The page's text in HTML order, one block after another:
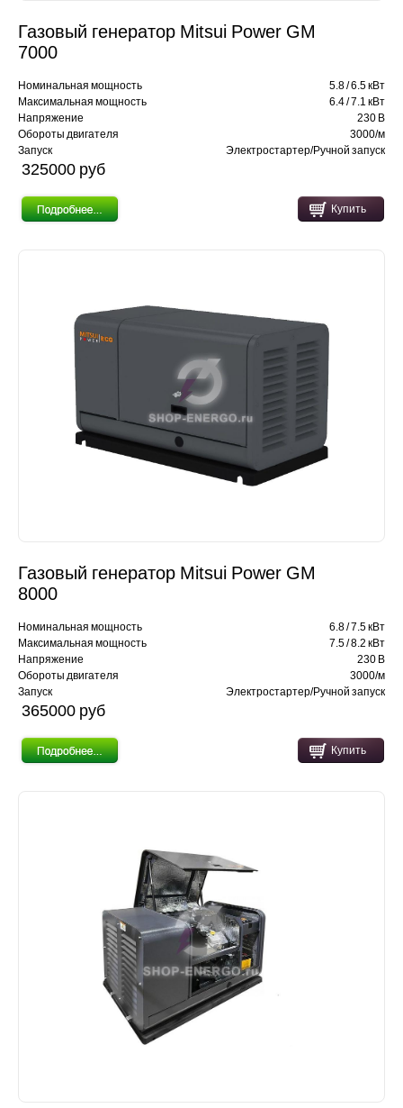
Газовый генератор Mitsui Power GM
7000
Номинальная мощность
5.8 / 6.5 кВт
Максимальная мощность
6.4 / 7.1 кВт
Напряжение
230 В
Обороты двигателя
3000/м
Запуск
Электростартер/Ручной запуск
325000 pуб
Купить
Газовый генератор Mitsui Power GM
8000
Номинальная мощность
6.8 / 7.5 кВт
Максимальная мощность
7.5 / 8.2 кВт
Напряжение
230 В
Обороты двигателя
3000/м
Запуск
Электростартер/Ручной запуск
365000 pуб
Купить